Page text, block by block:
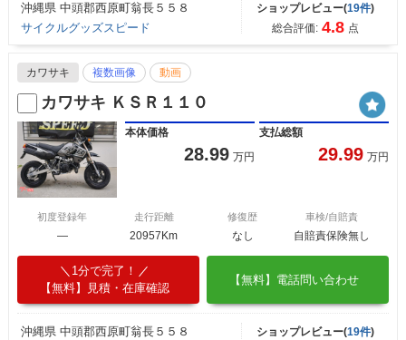
沖縄県 中頭郡西原町翁長５５８
サイクルグッズスピード
ショップレビュー(19件)
総合評価: 4.8 点
カワサキ 複数画像 動画
カワサキ ＫＳＲ１１０
本体価格
28.99 万円
支払総額
29.99 万円
初度登録年
―
走行距離
20957Km
修復歴
なし
車検/自賠責
自賠責保険無し
1分で完了！
【無料】見積・在庫確認
【無料】電話問い合わせ
沖縄県 中頭郡西原町翁長５５８
ショップレビュー(19件)